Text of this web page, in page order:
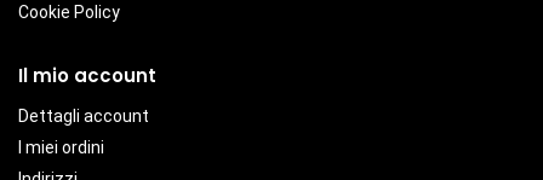
Cookie Policy
Il mio account
Dettagli account
I miei ordini